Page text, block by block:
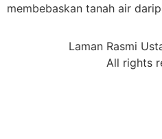
membebaskan tanah air
Laman Rasmi
All rights